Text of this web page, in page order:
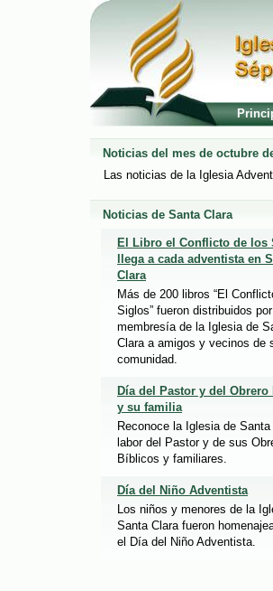
Noticias del mes de octubre
Las noticias de la Iglesia
Noticias de Santa Clara
El Libro el Conflicto de los
llega a cada adventista en
Clara
Más de 200 libros “El
Siglos” fueron distribuidos
membresía de la Iglesia de
Clara a amigos y vecinos de
comunidad.
Día del Pastor y del
y su familia
Reconoce la Iglesia de
labor del Pastor y de sus
Bíblicos y familiares.
Día del Niño Adventista
Los niños y menores de la
Santa Clara fueron
el Día del Niño Adventista.